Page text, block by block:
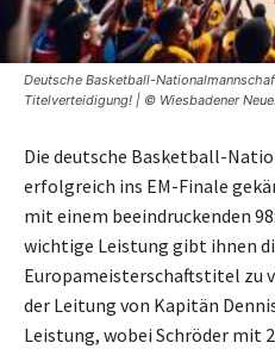
Deutsche Basketball-
Titelverteidigung! | © Wiesbadener
Die deutsche Basketball-
erfolgreich ins EM-Finale
mit einem beeindruckenden
wichtige Leistung gibt ihnen
Europameisterschaftstitel zu
der Leitung von Kapitän
Leistung, wobei Schröder mit